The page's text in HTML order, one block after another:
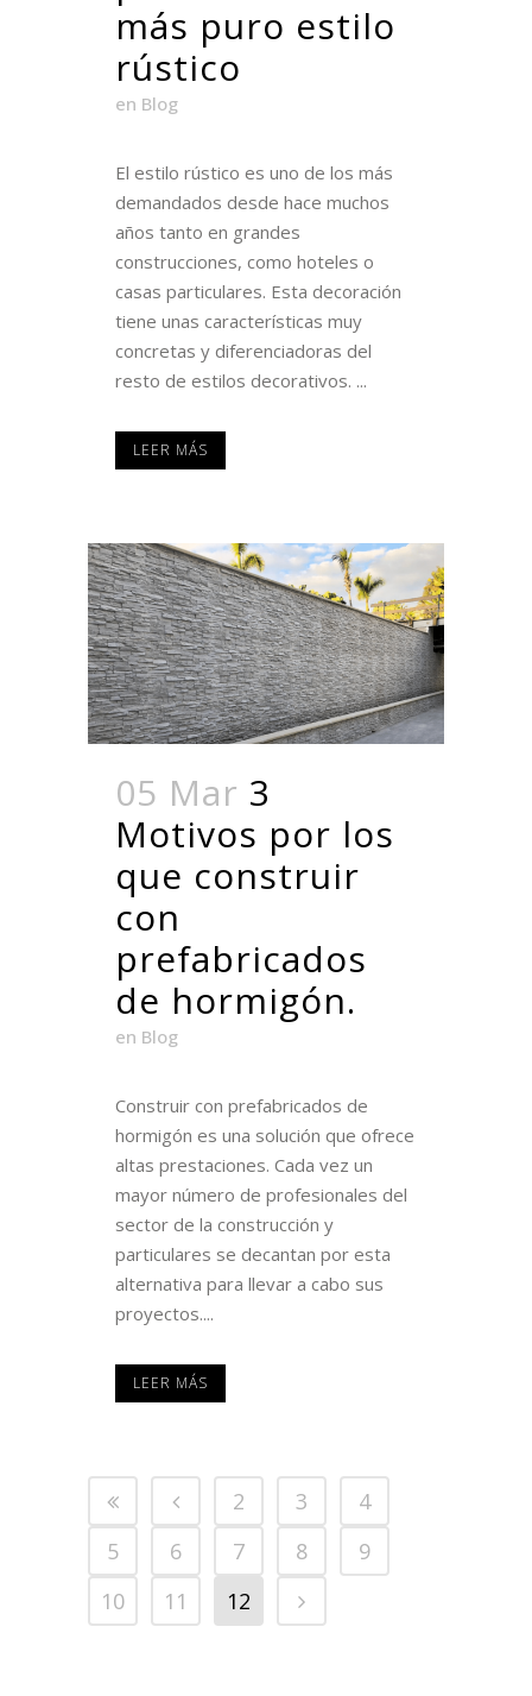
más puro estilo
rústico
en Blog
El estilo rústico es uno de los más
demandados desde hace muchos
años tanto en grandes
construcciones, como hoteles o
casas particulares. Esta decoración
tiene unas características muy
concretas y diferenciadoras del
resto de estilos decorativos. ...
LEER MÁS
05 Mar 3
Motivos por los
que construir
con
prefabricados
de hormigón.
en Blog
Construir con prefabricados de
hormigón es una solución que ofrece
altas prestaciones. Cada vez un
mayor número de profesionales del
sector de la construcción y
particulares se decantan por esta
alternativa para llevar a cabo sus
proyectos....
LEER MÁS
2 3
4
5
6 7 8
9
10
11 12